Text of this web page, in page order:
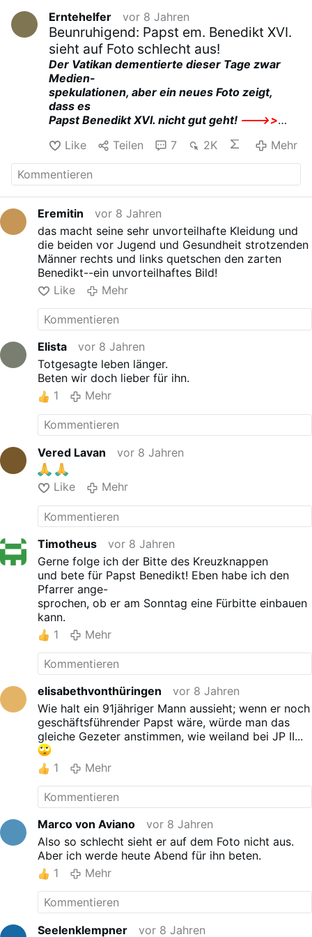
Erntehelfer vor 8 Jahren
Beunruhigend: Papst em. Benedikt XVI.
sieht auf Foto schlecht aus!
Der Vatikan dementierte dieser Tage zwar
Medien-
spekulationen, aber ein neues Foto zeigt,
dass es
Papst Benedikt XVI. nicht gut geht! --->>
benedi…
BETEN WIR FÜR IHN FÜR EINEN GUTEN TOD !
Like Teilen 7 2K Mehr
Eremitin
vor 8 Jahren
das macht seine sehr unvorteilhafte Kleidung und
die beiden vor Jugend und Gesundheit strotzenden
Männer rechts und links quetschen den zarten
Benedikt--ein unvorteilhaftes Bild!
Like
Mehr
Elista
vor 8 Jahren
Totgesagte leben länger.
Beten wir doch lieber für ihn.
1
Mehr
Vered Lavan vor 8 Jahren
Like Mehr
Timotheus
vor 8 Jahren
Gerne folge ich der Bitte des Kreuzknappen
und bete für Papst Benedikt! Eben habe ich den
Pfarrer ange-
sprochen, ob er am Sonntag eine Fürbitte einbauen
kann.
1
Mehr
elisabethvonthüringen
vor 8 Jahren
Wie halt ein 91jähriger Mann aussieht; wenn er noch
geschäftsführender Papst wäre, würde man das
gleiche Gezeter anstimmen, wie weiland bei JP II...
1 Mehr
Marco von Aviano
vor 8 Jahren
Also so schlecht sieht er auf dem Foto nicht aus.
Aber ich werde heute Abend für ihn beten.
1
Mehr
Seelenklempner vor 8 Jahren